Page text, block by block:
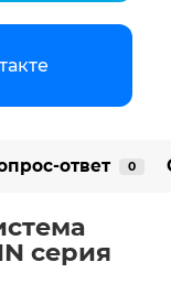
ответ 0
серия